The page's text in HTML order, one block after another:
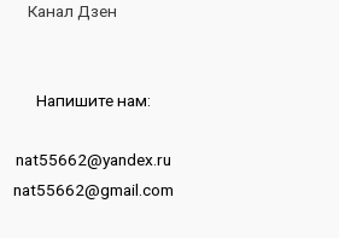
Канал Дзен
Напишите нам:
nat55662@yandex.ru
nat55662@gmail.com